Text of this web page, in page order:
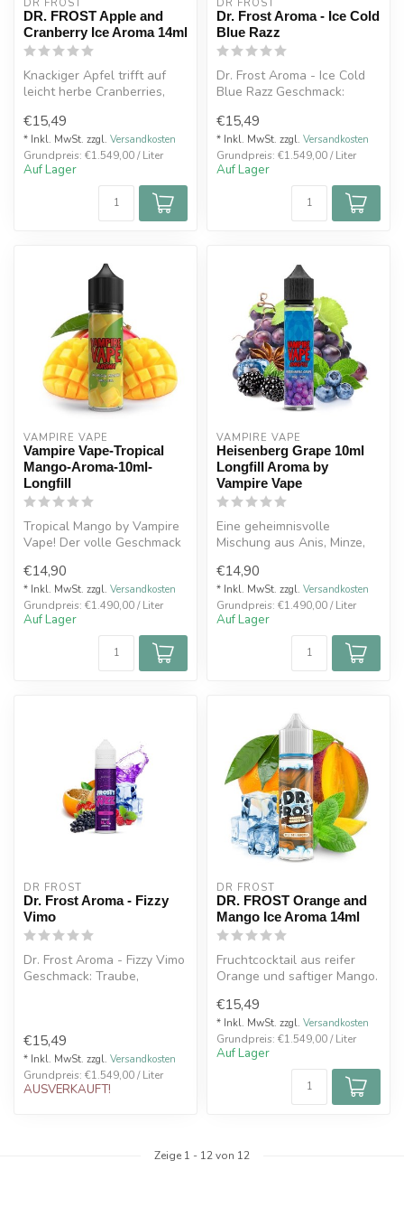
DR FROST
DR. FROST Apple and
Cranberry Ice Aroma 14ml
Knackiger Apfel trifft auf
leicht herbe Cranberries,
€15,49
* Inkl. MwSt. zzgl. Versandkosten
Grundpreis: €1.549,00 / Liter
Auf Lager
DR FROST
Dr. Frost Aroma - Ice Cold
Blue Razz
Dr. Frost Aroma - Ice Cold
Blue Razz Geschmack:
Koolada (K...
€15,49
* Inkl. MwSt. zzgl. Versandkosten
Grundpreis: €1.549,00 / Liter
Auf Lager
VAMPIRE VAPE
Vampire Vape-Tropical
Mango-Aroma-10ml-
Longfill
Tropical Mango by Vampire
Vape! Der volle Geschmack
Mango...
€14,90
* Inkl. MwSt. zzgl. Versandkosten
Grundpreis: €1.490,00 / Liter
Auf Lager
VAMPIRE VAPE
Heisenberg Grape 10ml
Longfill Aroma by
Vampire Vape
Eine geheimnisvolle
Mischung aus Anis, Minze,
Trauben.Heisenber...
€14,90
* Inkl. MwSt. zzgl. Versandkosten
Grundpreis: €1.490,00 / Liter
Auf Lager
DR FROST
Dr. Frost Aroma - Fizzy
Vimo
Dr. Frost Aroma - Fizzy Vimo
Geschmack: Traube,
€15,49
* Inkl. MwSt. zzgl. Versandkosten
Grundpreis: €1.549,00 / Liter
AUSVERKAUFT!
DR FROST
DR. FROST Orange and
Mango Ice Aroma 14ml
Fruchtcocktail aus reifer
Orange und saftiger Mango.
€15,49
* Inkl. MwSt. zzgl. Versandkosten
Grundpreis: €1.549,00 / Liter
Auf Lager
Zeige 1 - 12von 12